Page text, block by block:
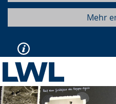
Mehr
Vorherige